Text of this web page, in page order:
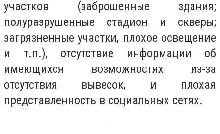
участков (заброшенные здания;
полуразрушенные стадион и скверы;
загрязненные участки, плохое освещение
и т.п.), отсутствие информации об
имеющихся возможностях из-за
отсутствия вывесок, и плохая
представленность в социальных сетях.